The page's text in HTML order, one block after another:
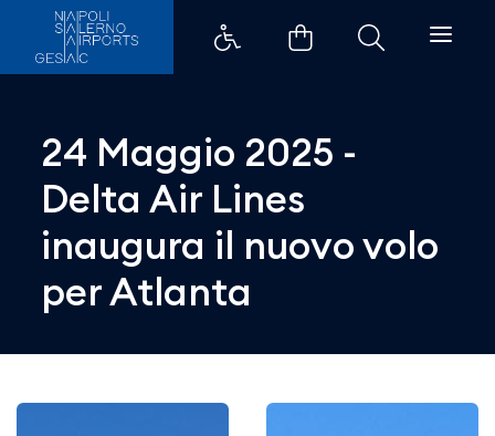
24 Maggio 2025 - Delta Air
24 Maggio 2025 -
Delta Air Lines
inaugura il nuovo volo
per Atlanta